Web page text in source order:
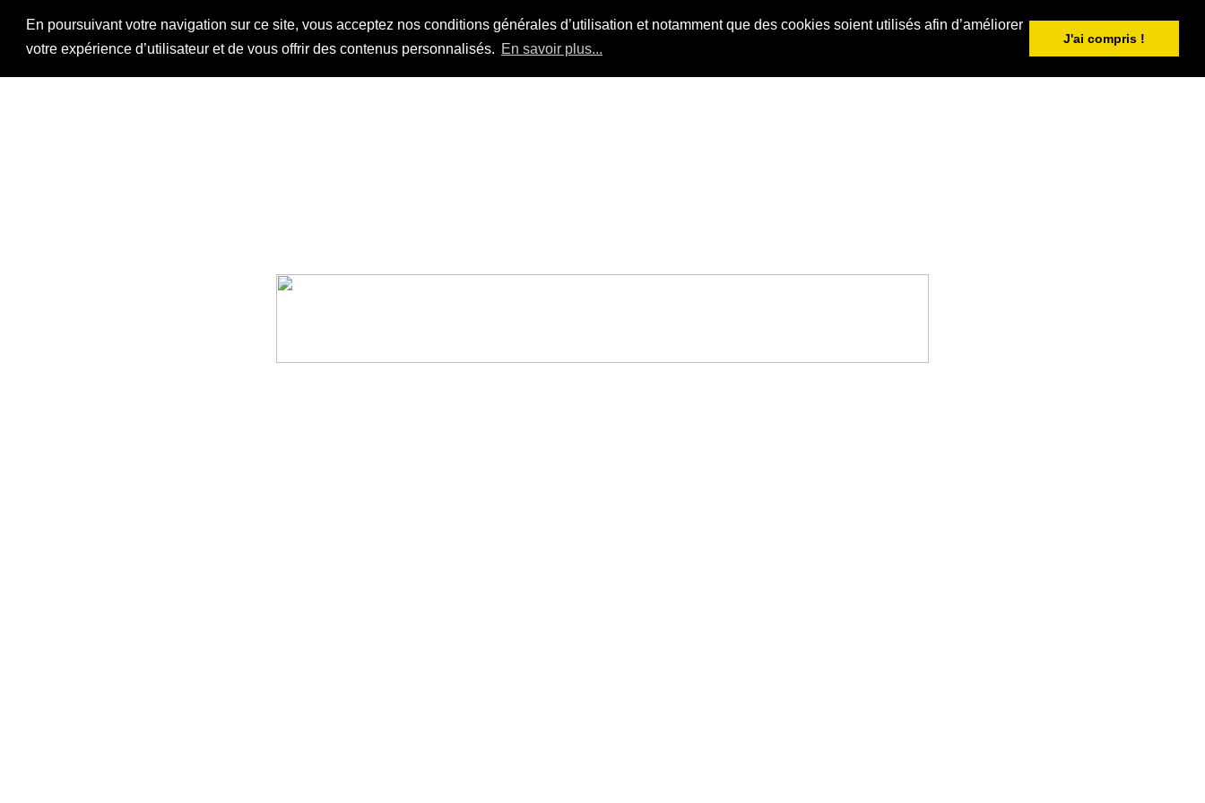
En poursuivant votre navigation sur ce site, vous acceptez nos conditions générales d’utilisation et notamment que des cookies soient utilisés afin d’améliorer
votre expérience d’utilisateur et de vous offrir des contenus personnalisés. En savoir plus...
J'ai compris !